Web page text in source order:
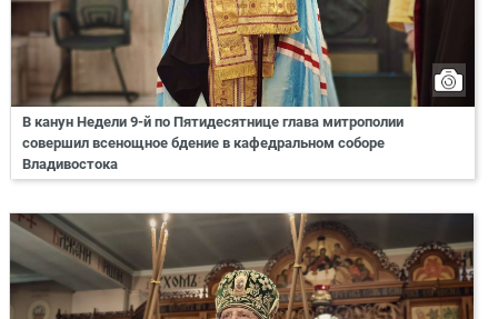
В канун Недели 9-й по Пятидесятнице глава митрополии
совершил всенощное бдение в кафедральном соборе
Владивостока